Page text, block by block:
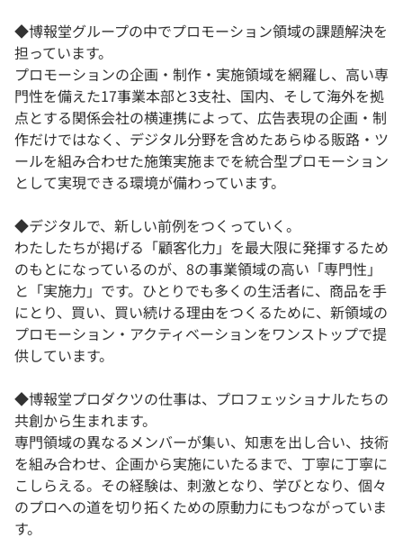
◆博報堂グループの中でプロモーション領域の課題解決を
担っています。
プロモーションの企画・制作・実施領域を網羅し、高い専
門性を備えた17事業本部と3支社、国内、そして海外を拠
点とする関係会社の横連携によって、広告表現の企画・制
作だけではなく、デジタル分野を含めたあらゆる販路・ツ
ールを組み合わせた施策実施までを統合型プロモーション
として実現できる環境が備わっています。
◆デジタルで、新しい前例をつくっていく。
わたしたちが掲げる「顧客化力」を最大限に発揮するため
のもとになっているのが、8の事業領域の高い「専門性」
と「実施力」です。ひとりでも多くの生活者に、商品を手
にとり、買い、買い続ける理由をつくるために、新領域の
プロモーション・アクティベーションをワンストップで提
供しています。
◆博報堂プロダクツの仕事は、プロフェッショナルたちの
共創から生まれます。
専門領域の異なるメンバーが集い、知恵を出し合い、技術
を組み合わせ、企画から実施にいたるまで、丁寧に丁寧に
こしらえる。その経験は、刺激となり、学びとなり、個々
のプロへの道を切り拓くための原動力にもつながっていま
す。